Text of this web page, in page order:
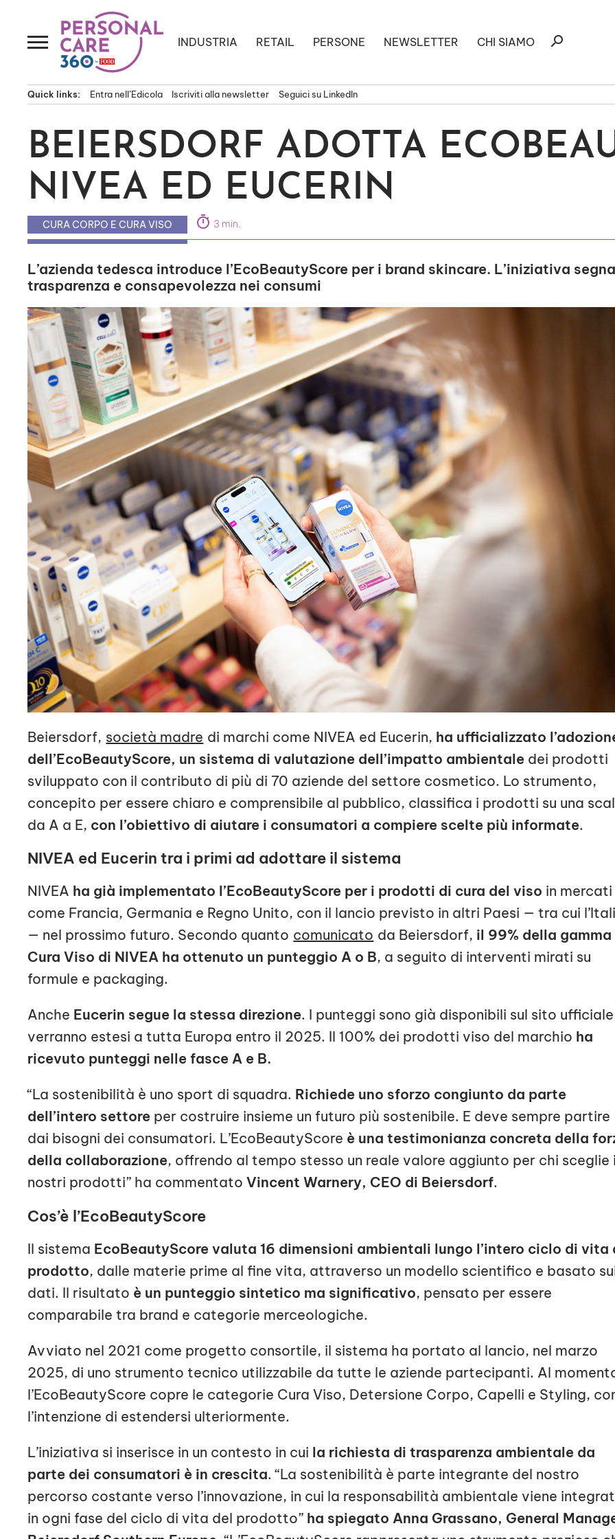
contenuto
INDUSTRIA RETAIL PERSONE NEWSLETTER CHI SIAMO
Ricerca
search
Quick links: Entra nell’Edicola Iscriviti alla newsletter Seguici su LinkedIn
BEIERSDORF ADOTTA
NIVEA ED EUCERIN
CURA CORPO E CURA VISO timer 3 min.
L’azienda tedesca introduce l’EcoBeautyScore per i brand skincare. L’iniziativa
trasparenza e consapevolezza nei consumi
Beiersdorf, società madre di marchi come NIVEA ed Eucerin, ha ufficializzato
dell’EcoBeautyScore, un sistema di valutazione dell’impatto ambientale dei prodotti
sviluppato con il contributo di più di 70 aziende del settore cosmetico. Lo strumento,
concepito per essere chiaro e comprensibile al pubblico, classifica i prodotti su una
da A a E, con l’obiettivo di aiutare i consumatori a compiere scelte più informate.
NIVEA ed Eucerin tra i primi ad adottare il sistema
NIVEA ha già implementato l’EcoBeautyScore per i prodotti di cura del viso in mercati
come Francia, Germania e Regno Unito, con il lancio previsto in altri Paesi — tra cui
— nel prossimo futuro. Secondo quanto comunicato da Beiersdorf, il 99% della gamma
Cura Viso di NIVEA ha ottenuto un punteggio A o B, a seguito di interventi mirati su
formule e packaging.
Anche Eucerin segue la stessa direzione. I punteggi sono già disponibili sul sito
verranno estesi a tutta Europa entro il 2025. Il 100% dei prodotti viso del marchio ha
ricevuto punteggi nelle fasce A e B.
“La sostenibilità è uno sport di squadra. Richiede uno sforzo congiunto da parte
dell’intero settore per costruire insieme un futuro più sostenibile. E deve sempre partire
dai bisogni dei consumatori. L’EcoBeautyScore è una testimonianza concreta della
della collaborazione, offrendo al tempo stesso un reale valore aggiunto per chi sceglie i
nostri prodotti” ha commentatoVincent Warnery, CEO di Beiersdorf.
Cos’è l’EcoBeautyScore
Il sistema EcoBeautyScore valuta 16 dimensioni ambientali lungo l’intero ciclo di vita
prodotto, dalle materie prime al fine vita, attraverso un modello scientifico e basato
dati. Il risultato è un punteggio sintetico ma significativo, pensato per essere
comparabile tra brand e categorie merceologiche.
Avviato nel 2021 come progetto consortile, il sistema ha portato al lancio, nel marzo
2025, di uno strumento tecnico utilizzabile da tutte le aziende partecipanti. Al
l’EcoBeautyScore copre le categorie Cura Viso, Detersione Corpo, Capelli e Styling,
l’intenzione di estendersi ulteriormente.
L’iniziativa si inserisce in un contesto in cui la richiesta di trasparenza ambientale da
parte dei consumatori è in crescita. “La sostenibilità è parte integrante del nostro
percorso costante verso l’innovazione, in cui la responsabilità ambientale viene
in ogni fase del ciclo di vita del prodotto” ha spiegato Anna Grassano, General